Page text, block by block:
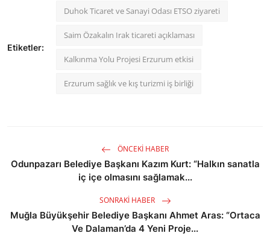
Etiketler:
Duhok Ticaret ve Sanayi Odası ETSO ziyareti
Saim Özakalın Irak ticareti açıklaması
Kalkınma Yolu Projesi Erzurum etkisi
Erzurum sağlık ve kış turizmi iş birliği
ÖNCEKI HABER
Odunpazarı Belediye Başkanı Kazım Kurt: “Halkın sanatla
iç içe olmasını sağlamak...
SONRAKI HABER
Muğla Büyükşehir Belediye Başkanı Ahmet Aras: “Ortaca
Ve Dalaman’da 4 Yeni Proje...